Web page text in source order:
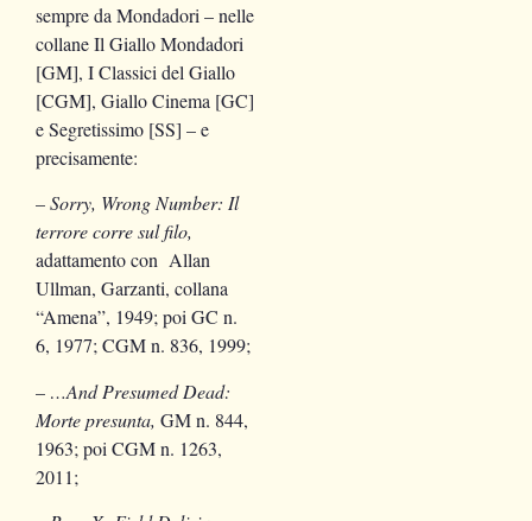
sempre da Mondadori – nelle
collane Il Giallo Mondadori
[GM], I Classici del Giallo
[CGM], Giallo Cinema [GC]
e Segretissimo [SS] – e
precisamente:
–Sorry, Wrong Number: Il
terrore corre sul filo,
adattamento con Allan
Ullman, Garzanti, collana
“Amena”, 1949; poi GC n.
6, 1977; CGM n. 836, 1999;
– …And Presumed Dead:
Morte presunta, GM n. 844,
1963; poi CGM n. 1263,
2011;